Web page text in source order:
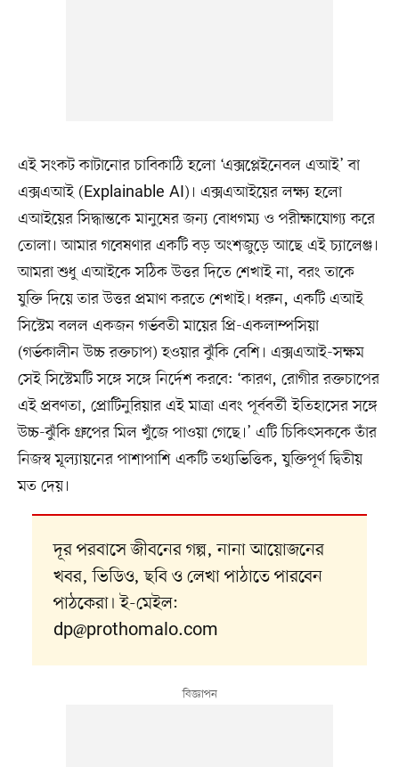
এই সংকট কাটানোর চাবিকাঠি হলো ‘এক্সপ্লেইনেবল এআই’ বা
এক্সএআই (Explainable AI)। এক্সএআইয়ের লক্ষ্য হলো
এআইয়ের সিদ্ধান্তকে মানুষের জন্য বোধগম্য ও পরীক্ষাযোগ্য করে
তোলা। আমার গবেষণার একটি বড় অংশজুড়ে আছে এই চ্যালেঞ্জ।
আমরা শুধু এআইকে সঠিক উত্তর দিতে শেখাই না, বরং তাকে
যুক্তি দিয়ে তার উত্তর প্রমাণ করতে শেখাই। ধরুন, একটি এআই
সিস্টেম বলল একজন গর্ভবতী মায়ের প্রি-একলাম্পসিয়া
(গর্ভকালীন উচ্চ রক্তচাপ) হওয়ার ঝুঁকি বেশি। এক্সএআই-সক্ষম
সেই সিস্টেমটি সঙ্গে সঙ্গে নির্দেশ করবে: ‘কারণ, রোগীর রক্তচাপের
এই প্রবণতা, প্রোটিনুরিয়ার এই মাত্রা এবং পূর্ববর্তী ইতিহাসের সঙ্গে
উচ্চ-ঝুঁকি গ্রুপের মিল খুঁজে পাওয়া গেছে।’ এটি চিকিৎসককে তাঁর
নিজস্ব মূল্যায়নের পাশাপাশি একটি তথ্যভিত্তিক, যুক্তিপূর্ণ দ্বিতীয়
মত দেয়।
দূর পরবাসে জীবনের গল্প, নানা আয়োজনের
খবর, ভিডিও, ছবি ও লেখা পাঠাতে পারবেন
পাঠকেরা। ই-মেইল:
dp@prothomalo.com